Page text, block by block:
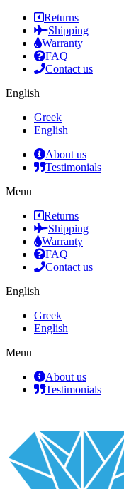
Returns
Shipping
Warranty
FAQ
Contact us
English
Greek
English
About us
Testimonials
Menu
Returns
Shipping
Warranty
FAQ
Contact us
English
Greek
English
Menu
About us
Testimonials